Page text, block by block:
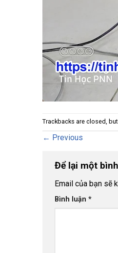
Trackbacks are closed,
← Previous
Để lại một
Email của bạn sẽ
Bình luận *